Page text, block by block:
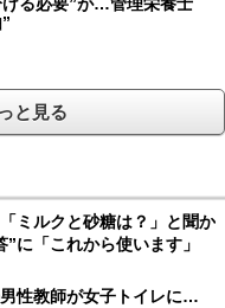
と見る
ミルクと砂糖は？」と聞か
「これから使います」
男性教師が女子トイレに…